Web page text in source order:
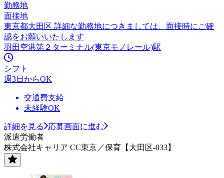
勤務地
面接地
東京都大田区 詳細な勤務地につきましては、面接時にご確
認をお願いいたします
羽田空港第２ターミナル(東京モノレール)駅
シフト
週3日からOK
交通費支給
未経験OK
詳細を見る
応募画面に進む
派遣労働者
株式会社キャリア CC東京／保育【大田区-033】